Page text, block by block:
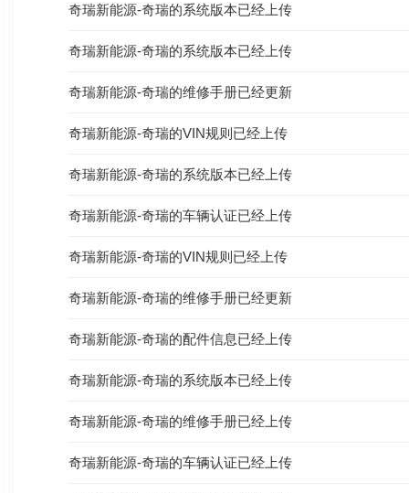
奇瑞新能源-奇瑞的系统版本已经上传
奇瑞新能源-奇瑞的系统版本已经上传
奇瑞新能源-奇瑞的维修手册已经更新
奇瑞新能源-奇瑞的VIN规则已经上传
奇瑞新能源-奇瑞的系统版本已经上传
奇瑞新能源-奇瑞的车辆认证已经上传
奇瑞新能源-奇瑞的VIN规则已经上传
奇瑞新能源-奇瑞的维修手册已经更新
奇瑞新能源-奇瑞的配件信息已经上传
奇瑞新能源-奇瑞的系统版本已经上传
奇瑞新能源-奇瑞的维修手册已经上传
奇瑞新能源-奇瑞的车辆认证已经上传